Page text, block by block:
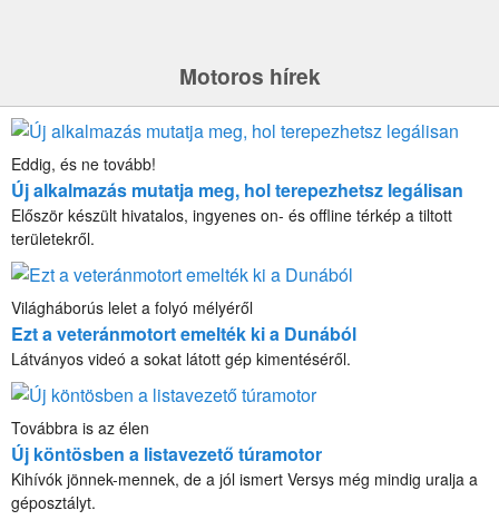
Motoros hírek
Eddig, és ne tovább!
Új alkalmazás mutatja meg, hol terepezhetsz legálisan
Először készült hivatalos, ingyenes on- és offline térkép a tiltott
területekről.
Világháborús lelet a folyó mélyéről
Ezt a veteránmotort emelték ki a Dunából
Látványos videó a sokat látott gép kimentéséről.
Továbbra is az élen
Új köntösben a listavezető túramotor
Kihívók jönnek-mennek, de a jól ismert Versys még mindig uralja a
géposztályt.